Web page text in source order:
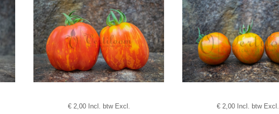
€2,00 Incl. btw Excl.
€2,00 Incl. btw Excl.